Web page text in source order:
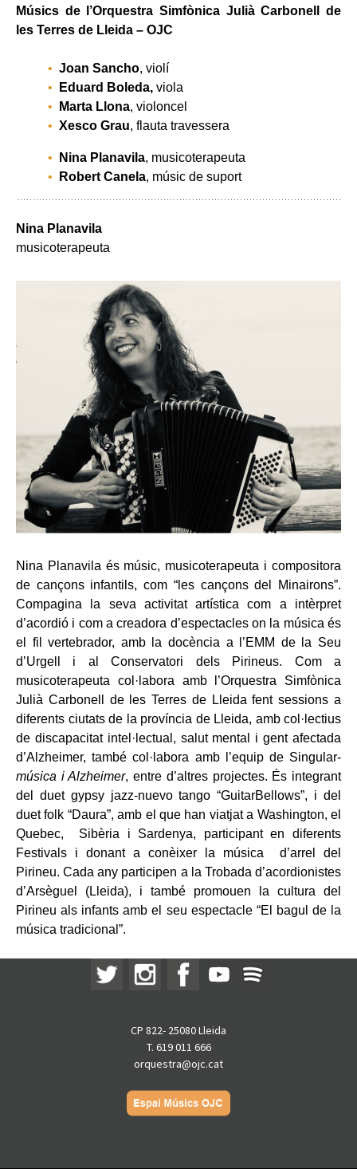
Músics de l’Orquestra Simfònica Julià Carbonell de
les Terres de Lleida – OJC
Joan Sancho, violí
Eduard Boleda, viola
Marta Llona, violoncel
Xesco Grau, flauta travessera
Nina Planavila, musicoterapeuta
Robert Canela, músic de suport
Nina Planavila
musicoterapeuta
Nina Planavila és músic, musicoterapeuta i compositora
de cançons infantils, com “les cançons del Minairons”.
Compagina la seva activitat artística com a intèrpret
d’acordió i com a creadora d’espectacles on la música és
el fil vertebrador, amb la docència a l’EMM de la Seu
d’Urgell i al Conservatori dels Pirineus. Com a
musicoterapeuta col·labora amb l’Orquestra Simfònica
Julià Carbonell de les Terres de Lleida fent sessions a
diferents ciutats de la província de Lleida, amb col·lectius
de discapacitat intel·lectual, salut mental i gent afectada
d’Alzheimer, també col·labora amb l’equip de Singular-
música i Alzheimer, entre d’altres projectes. És integrant
del duet gypsy jazz-nuevo tango “GuitarBellows”, i del
duet folk “Daura”, amb el que han viatjat a Washington, el
Quebec, Sibèria i Sardenya, participant en diferents
Festivals i donant a conèixer la música d’arrel del
Pirineu. Cada any participen a la Trobada d’acordionistes
d’Arsèguel (Lleida), i també promouen la cultura del
Pirineu als infants amb el seu espectacle “El bagul de la
música tradicional”.
CP 822- 25080 Lleida
T. 619 011 666
orquestra@ojc.cat